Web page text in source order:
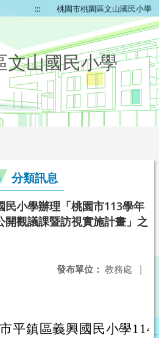
::: 桃園市桃園區文山國民小學
文山國民小學
分類訊息
民小學辦理「桃園市113學年
開觀議課暨訪視實施計畫」之
發布單位： 教務處 |
平鎮區義興國民小學